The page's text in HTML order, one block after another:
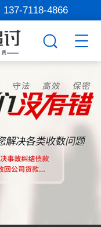
137-7118-4866